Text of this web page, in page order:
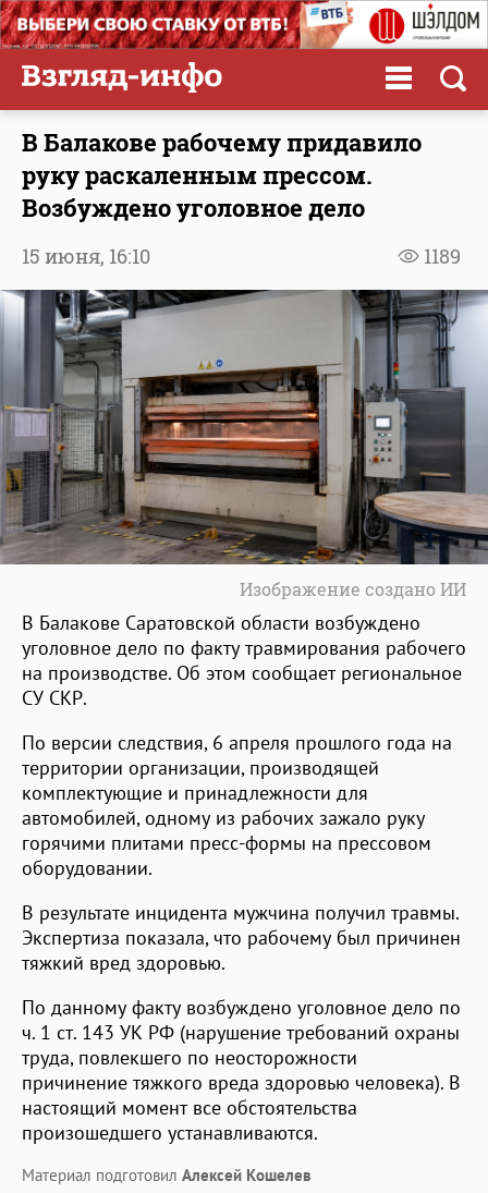
В Балакове рабочему придавило
руку раскаленным прессом.
Возбуждено уголовное дело
1189
15 июня, 16:10
Изображение создано ИИ
В Балакове Саратовской области возбуждено
уголовное дело по факту травмирования рабочего
на производстве. Об этом сообщает региональное
СУ СКР.
По версии следствия, 6 апреля прошлого года на
территории организации, производящей
комплектующие и принадлежности для
автомобилей, одному из рабочих зажало руку
горячими плитами пресс-формы на прессовом
оборудовании.
В результате инцидента мужчина получил травмы.
Экспертиза показала, что рабочему был причинен
тяжкий вред здоровью.
По данному факту возбуждено уголовное дело по
ч. 1 ст. 143 УК РФ (нарушение требований охраны
труда, повлекшего по неосторожности
причинение тяжкого вреда здоровью человека). В
настоящий момент все обстоятельства
произошедшего устанавливаются.
Материал подготовил Алексей Кошелев